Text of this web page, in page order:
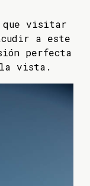
visitar
a este
perfecta
la vista.